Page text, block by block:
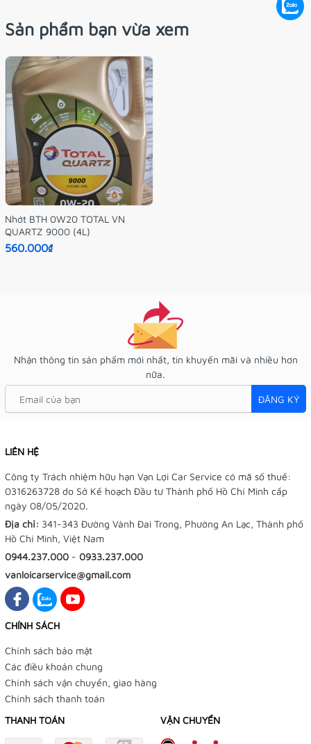
Sản phẩm bạn vừa xem
Nhớt BTH 0W20 TOTAL VN
QUARTZ 9000 (4L)
560.000₫
Nhận thông tin sản phẩm mới nhất, tin khuyến mãi và nhiều hơn
nữa.
ĐĂNG KÝ
LIÊN HỆ
Công ty Trách nhiệm hữu hạn Vạn Lợi Car Service có mã số thuế:
0316263728 do Sở Kế hoạch Đầu tư Thành phố Hồ Chí Minh cấp
ngày 08/05/2020.
Địa chỉ: 341-343 Đường Vành Đai Trong, Phường An Lạc, Thành phố
Hồ Chí Minh, Việt Nam
0944.237.000 - 0933.237.000
vanloicarservice@gmail.com
CHÍNH SÁCH
Chính sách bảo mật
Các điều khoản chung
Chính sách vận chuyển, giao hàng
Chính sách thanh toán
THANH TOÁN
VẬN CHUYỂN